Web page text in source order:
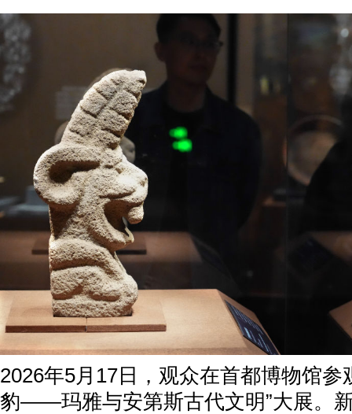
2026年5月17日，观众在首都博物馆参
豹——玛雅与安第斯古代文明”大展。